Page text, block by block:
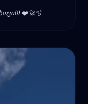
❤️🚀🫧